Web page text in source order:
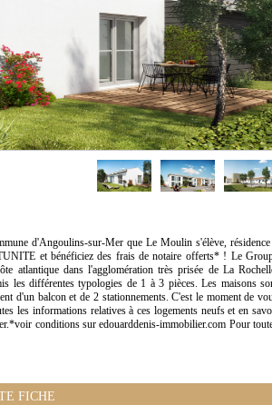
d'Angoulins-sur-Mer que Le Moulin s'élève, résidence
et bénéficiez des frais de notaire offerts* ! Le
atlantique dans l'agglomération très prisée de La
les différentes typologies de 1 à 3 pièces. Les maisons
d'un balcon et de 2 stationnements. C'est le moment de
les informations relatives à ces logements neufs et en
conditions sur edouarddenis-immobilier.com Pour
FICHE